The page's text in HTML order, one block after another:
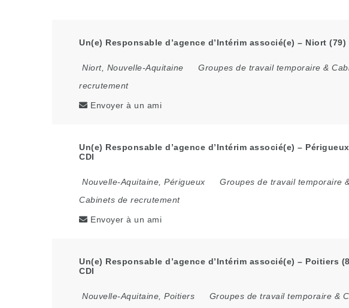
Un(e) Responsable d’agence d’Intérim associé(e) – Niort (79)
Niort, Nouvelle-Aquitaine
Groupes de travail temporaire &
recrutement
Envoyer à un ami
Un(e) Responsable d’agence d’Intérim associé(e) –
CDI
Nouvelle-Aquitaine Périgueux
Groupes de travail temporaire
Cabinets de recrutement
Envoyer à un ami
Un(e) Responsable d’agence d’Intérim associé(e) – Poitiers
CDI
Nouvelle-Aquitaine Poitiers
Groupes de travail temporaire &